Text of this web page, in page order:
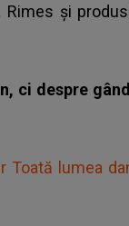
și
ci despre
Toată lumea